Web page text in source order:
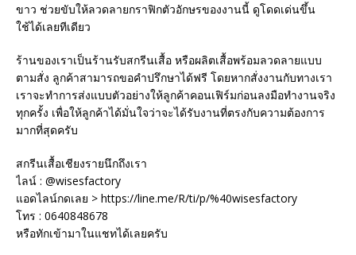
ขาว ช่วยขับให้ลวดลายกราฟิกตัวอักษรของงานนี้ ดูโดดเด่นขึ้น
ใช้ได้เลยทีเดียว
ร้านของเราเป็นร้านรับสกรีนเสื้อ หรือผลิตเสื้อพร้อมลวดลายแบบ
ตามสั่ง ลูกค้าสามารถขอคำปรึกษาได้ฟรี โดยหากสั่งงานกับทางเรา
เราจะทำการส่งแบบตัวอย่างให้ลูกค้าคอนเฟิร์มก่อนลงมือทำงานจริง
ทุกครั้ง เพื่อให้ลูกค้าได้มั่นใจว่าจะได้รับงานที่ตรงกับความต้องการ
มากที่สุดครับ
สกรีนเสื้อเชียงรายนึกถึงเรา
ไลน์ : @wisesfactory
แอดไลน์กดเลย > https://line.me/R/ti/p/%40wisesfactory
โทร : 0640848678
หรือทักเข้ามาในแชทได้เลยครับ